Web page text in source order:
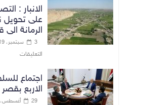
الانبار :
على تحويل
الرمانة الى
3 سبتمبر، 2019
التعليقات
اجتماع
الاربع
29 أغسطس، 2022